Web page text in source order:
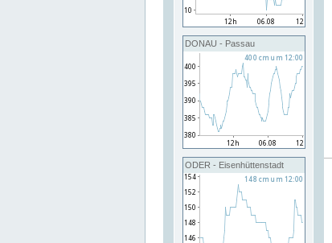
DONAU - Passau
ODER - Eisenhüttenstadt